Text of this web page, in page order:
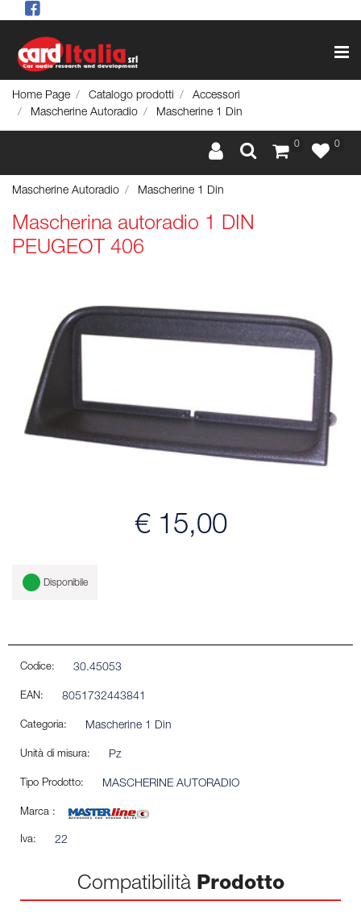
Home Page Catalogo prodotti
Accessori
Mascherine Autoradio
Mascherine 1 Din
0 0
Mascherine Autoradio Mascherine 1 Din
Mascherina autoradio 1 DIN
PEUGEOT 406
€ 15,00
Disponibile
Codice: 30.45053
EAN: 8051732443841
Categoria: Mascherine 1 Din
Unità di misura: Pz
Tipo Prodotto: MASCHERINE AUTORADIO
Marca :
Iva: 22
Compatibilità Prodotto